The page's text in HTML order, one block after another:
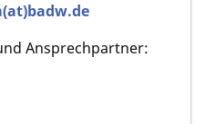
Ansprechpartner: